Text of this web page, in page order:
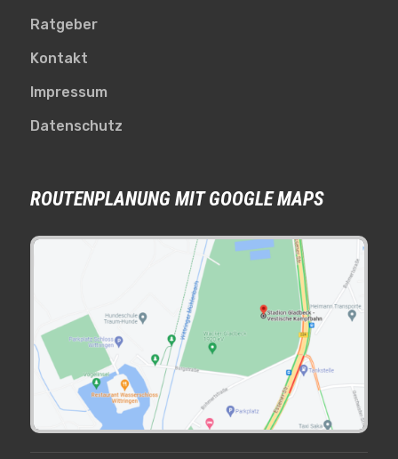
Ratgeber
Kontakt
Impressum
Datenschutz
ROUTENPLANUNG MIT GOOGLE MAPS